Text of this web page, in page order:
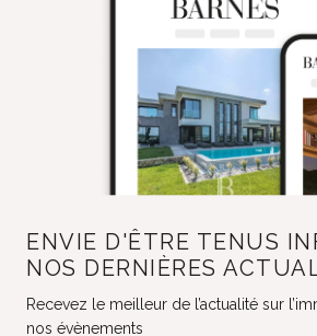
ENVIE D'ÊTRE TENUS
NOS DERNIÈRES
Recevez le meilleur de l’actualité sur
nos évènements